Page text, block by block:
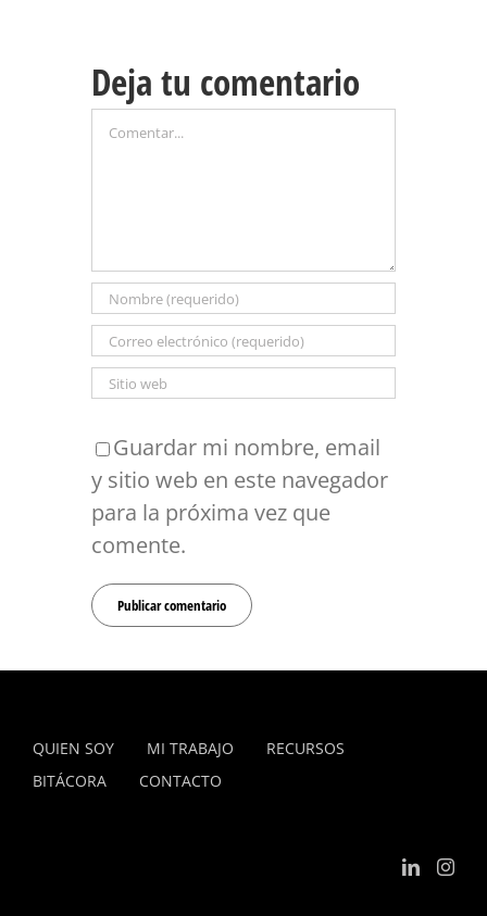
Deja tu comentario
Comentar
Guardar mi nombre, email
y sitio web en este navegador
para la próxima vez que
comente.
QUIEN SOY MI TRABAJO
RECURSOS
BITÁCORA
CONTACTO